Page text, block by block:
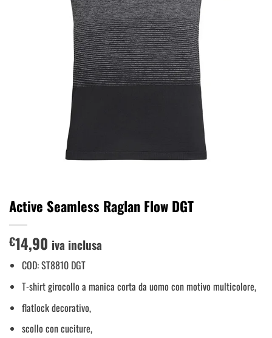
Active Seamless Raglan Flow DGT
€14,90 iva inclusa
COD: ST8810 DGT
T-shirt girocollo a manica corta da uomo con motivo multicolore,
flatlock decorativo,
scollo con cuciture,